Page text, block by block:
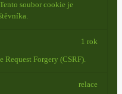
soubor cookie je
Request Forgery (CSRF).
1 rok
relace